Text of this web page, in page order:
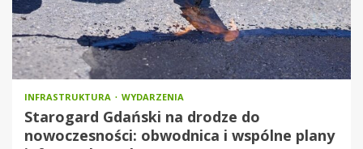
INFRASTRUKTURA WYDARZENIA
Starogard Gdański na drodze do
nowoczesności: obwodnica i wspólne plany